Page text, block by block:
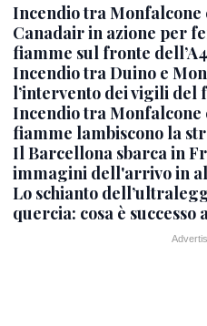
Incendio tra Monfalcone
Canadair in azione per
fiamme sul fronte dell’A4
Incendio tra Duino e
l’intervento dei vigili del
Incendio tra Monfalcone
fiamme lambiscono la
Il Barcellona sbarca in
immagini dell'arrivo in
Lo schianto
quercia: cosa è successo